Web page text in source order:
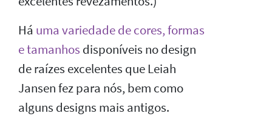
Há uma variedade de cores, formas
e tamanhos disponíveis no design
de raízes excelentes que Leiah
Jansen fez para nós, bem como
alguns designs mais antigos.